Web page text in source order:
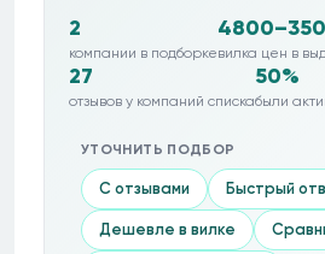
2
компании в подборкевилка цен в
27
отзывов у компаний списка
50%
были
УТОЧНИТЬ ПОДБОР
С отзывами Быстрый
Дешевле в вилке